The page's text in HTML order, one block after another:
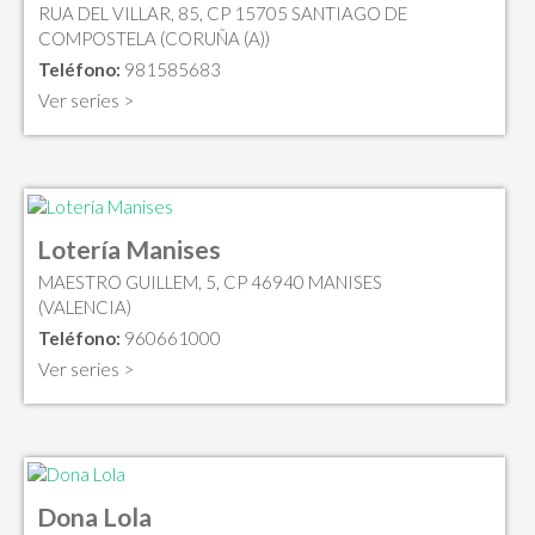
RUA DEL VILLAR, 85, CP 15705 SANTIAGO DE
COMPOSTELA (CORUÑA (A))
Teléfono: 981585683
Ver series >
Lotería Manises
MAESTRO GUILLEM, 5, CP 46940 MANISES
(VALENCIA)
Teléfono: 960661000
Ver series >
Dona Lola